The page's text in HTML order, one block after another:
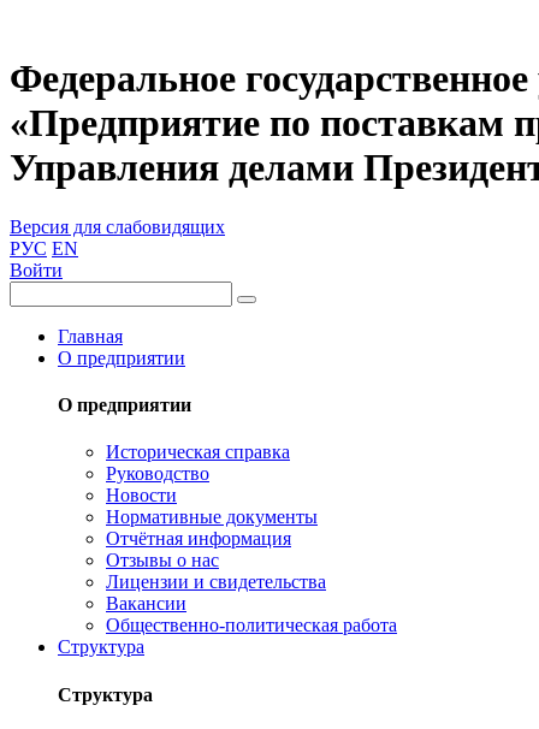
Федеральное
«Предприятие по поставкам
Управления делами
Версия для слабовидящих
РУС EN
Войти
Главная
О предприятии
О предприятии
Историческая справка
Руководство
Новости
Нормативные документы
Отчётная информация
Отзывы о нас
Лицензии и свидетельства
Вакансии
Общественно-политическая работа
Структура
Структура